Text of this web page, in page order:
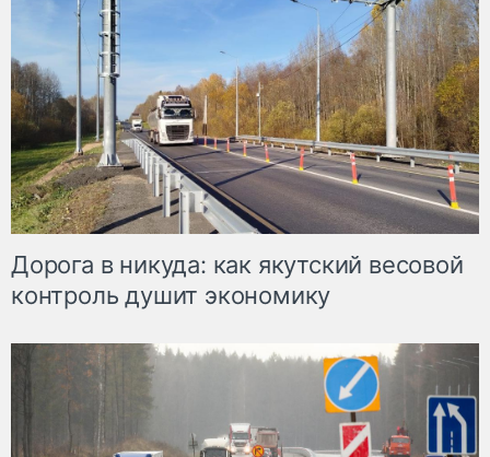
Дорога в никуда: как якутский весовой
контроль душит экономику